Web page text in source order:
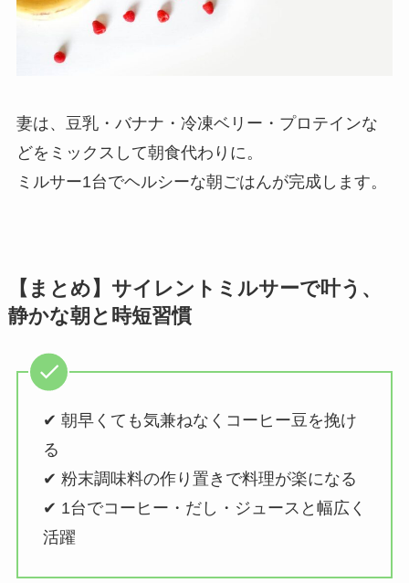
妻は、豆乳・バナナ・冷凍ベリー・プロテインな
どをミックスして朝食代わりに。
ミルサー1台でヘルシーな朝ごはんが完成します。
【まとめ】サイレントミルサーで叶う、
静かな朝と時短習慣
✔ 朝早くても気兼ねなくコーヒー豆を挽け
る
✔ 粉末調味料の作り置きで料理が楽になる
✔ 1台でコーヒー・だし・ジュースと幅広く
活躍